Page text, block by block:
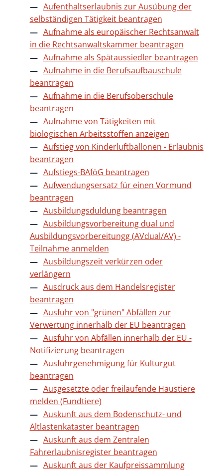
Aufenthaltserlaubnis zur Ausübung der
selbständigen Tätigkeit beantragen
Aufnahme als europäischer Rechtsanwalt
in die Rechtsanwaltskammer beantragen
Aufnahme als Spätaussiedler beantragen
Aufnahme in die Berufsaufbauschule
beantragen
Aufnahme in die Berufsoberschule
beantragen
Aufnahme von Tätigkeiten mit
biologischen Arbeitsstoffen anzeigen
Aufstieg von Kinderluftballonen - Erlaubnis
beantragen
Aufstiegs-BAföG beantragen
Aufwendungsersatz für einen Vormund
beantragen
Ausbildungsduldung beantragen
Ausbildungsvorbereitung dual und
Ausbildungsvorbereitungg (AVdual/AV) -
Teilnahme anmelden
Ausbildungszeit verkürzen oder
verlängern
Ausdruck aus dem Handelsregister
beantragen
Ausfuhr von "grünen" Abfällen zur
Verwertung innerhalb der EU beantragen
Ausfuhr von Abfällen innerhalb der EU -
Notifizierung beantragen
Ausfuhrgenehmigung für Kulturgut
beantragen
Ausgesetzte oder freilaufende Haustiere
melden (Fundtiere)
Auskunft aus dem Bodenschutz- und
Altlastenkataster beantragen
Auskunft aus dem Zentralen
Fahrerlaubnisregister beantragen
Auskunft aus der Kaufpreissammlung